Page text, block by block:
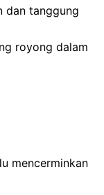
dan tanggung
royong dalam
mencerminkan